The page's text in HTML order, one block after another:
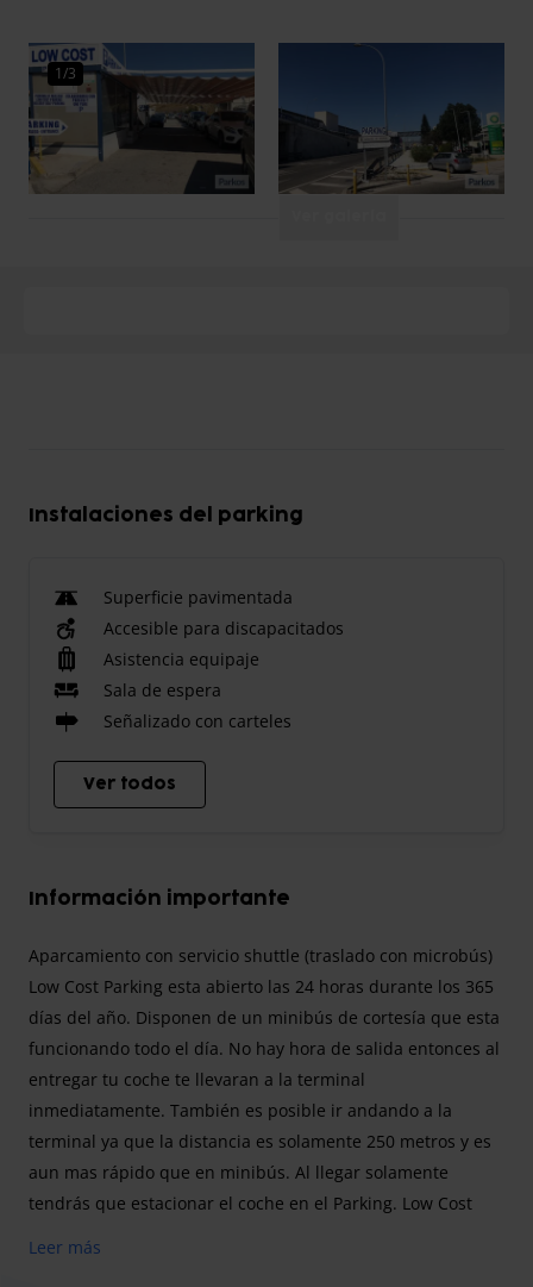
1/3
Instalaciones del parking
Superficie pavimentada
Accesible para discapacitados
Asistencia equipaje
Sala de espera
Señalizado con carteles
Ver todos
Información importante
Aparcamiento con servicio shuttle (traslado con microbús)
Low Cost Parking esta abierto las 24 horas durante los 365
días del año. Disponen de un minibús de cortesía que esta
funcionando todo el día. No hay hora de salida entonces al
entregar tu coche te llevaran a la terminal
inmediatamente. También es posible ir andando a la
terminal ya que la distancia es solamente 250 metros y es
aun mas rápido que en minibús. Al llegar solamente
tendrás que estacionar el coche en el Parking. Low Cost
Leer más